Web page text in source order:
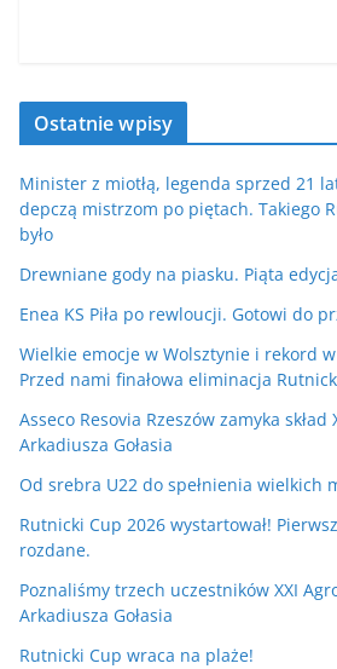
Ostatnie wpisy
Minister z miotłą, legenda sprzed 21
depczą mistrzom po piętach. Takiego
było
Drewniane gody na piasku. Piąta
Enea KS Piła po rewloucji. Gotowi do
Wielkie emocje w Wolsztynie i rekord
Przed nami finałowa eliminacja
Asseco Resovia Rzeszów zamyka
Arkadiusza Gołasia
Od srebra U22 do spełnienia wielkich
Rutnicki Cup 2026 wystartował!
rozdane.
Poznaliśmy trzech uczestników XXI
Arkadiusza Gołasia
Rutnicki Cup wraca na plaże!